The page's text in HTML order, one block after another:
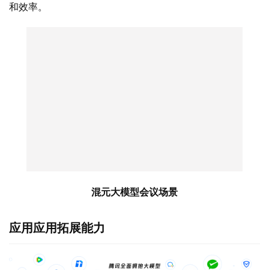
和效率。
混元大模型会议场景
应用应用拓展能力